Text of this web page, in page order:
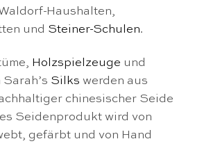
Haushalten,
und Steiner-Schulen.
Holzspielzeuge und
Sarah’s Silks werden aus
chinesischer Seide
Seidenprodukt wird von
gefärbt und von Hand